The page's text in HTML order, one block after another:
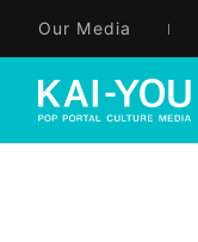
Our Media